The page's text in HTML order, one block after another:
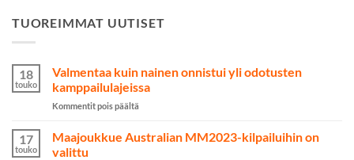
TUOREIMMAT UUTISET
18
touko
Valmentaa kuin nainen onnistui yli odotusten
kamppailulajeissa
Kommentit pois päältä
kuin
nainen
17
touko
Maajoukkue Australian MM2023-kilpailuihin on
valittu